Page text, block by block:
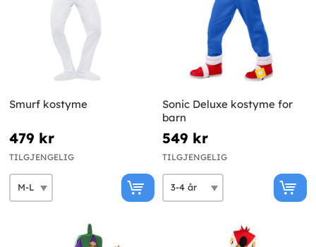
Smurf kostyme
479 kr
TILGJENGELIG
Sonic Deluxe kostyme for
barn
549 kr
TILGJENGELIG